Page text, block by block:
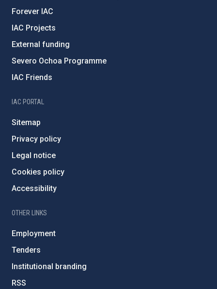
Forever IAC
IAC Projects
External funding
Severo Ochoa Programme
IAC Friends
IAC PORTAL
Sitemap
Privacy policy
Legal notice
Cookies policy
Accessibility
OTHER LINKS
Employment
Tenders
Institutional branding
RSS